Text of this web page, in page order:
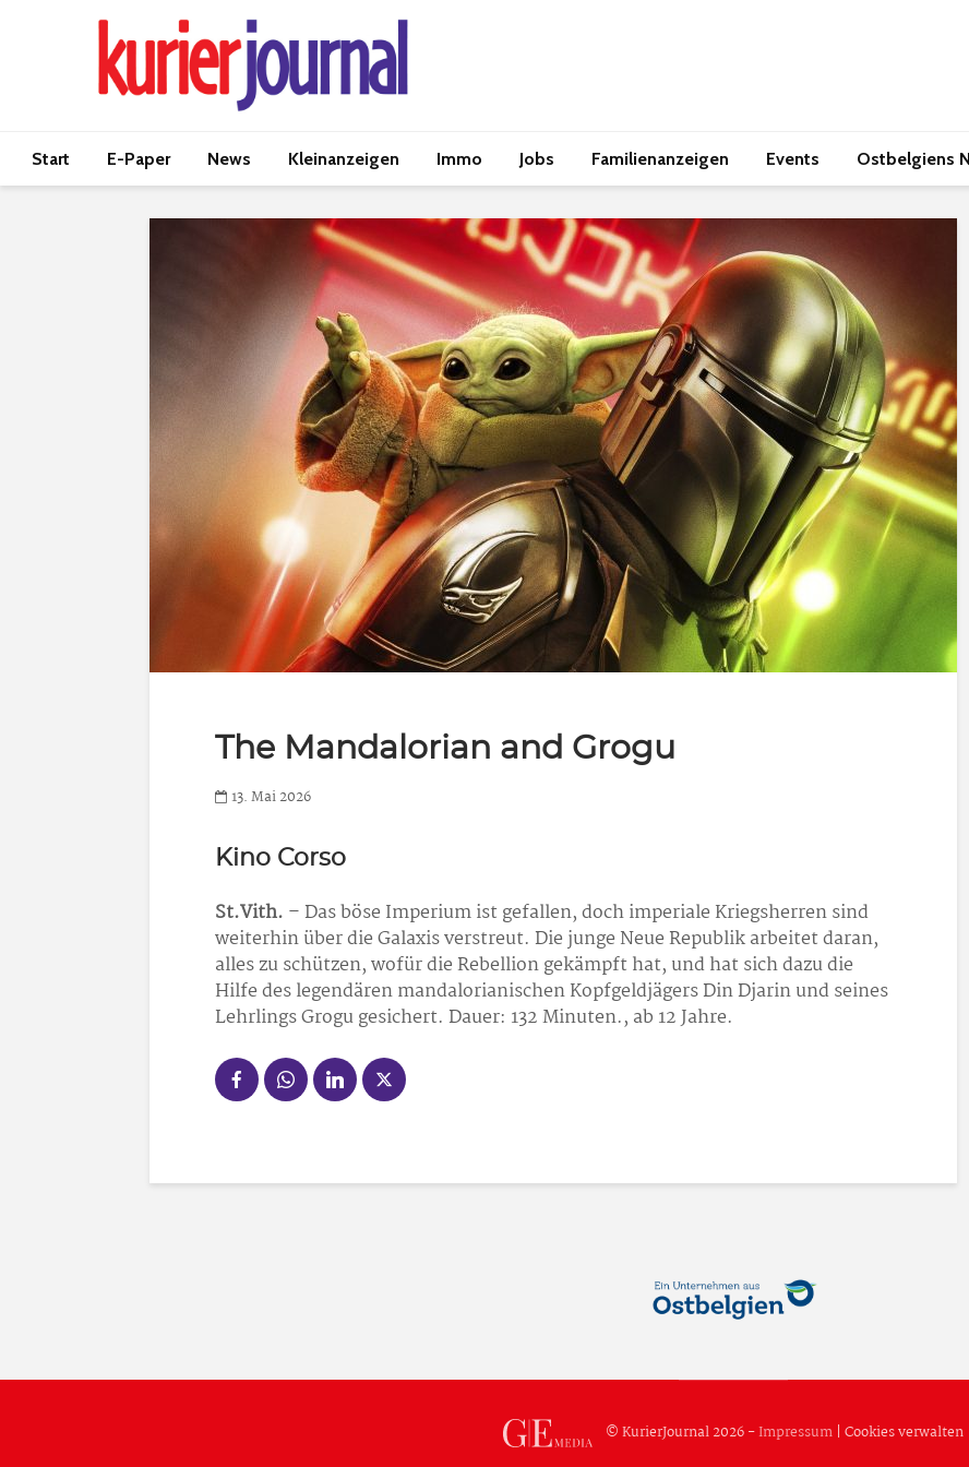
Start E-Paper News Kleinanzeigen Immo Jobs Familienanzeigen Events Ostbelgiens
The Mandalorian and Grogu
13. Mai 2026
Kino Corso
St.Vith. – Das böse Imperium ist gefallen, doch imperiale Kriegsherren sind
weiterhin über die Galaxis verstreut. Die junge Neue Republik arbeitet daran,
alles zu schützen, wofür die Rebellion gekämpft hat, und hat sich dazu die
Hilfe des legendären mandalorianischen Kopfgeldjägers Din Djarin und seines
Lehrlings Grogu gesichert. Dauer: 132 Minuten., ab 12 Jahre.
© KurierJournal 2026 -Impressum |Cookies verwalten